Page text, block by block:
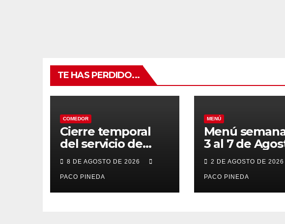
TE HAS PERDIDO...
COMEDOR
Cierre temporal
del servicio de
BAR – COMEDOR
8 DE AGOSTO DE 2026
PACO PINEDA
MENÚ
Menú
3 al 7 de
2026
2 DE AGOSTO DE 2026
PACO PINEDA